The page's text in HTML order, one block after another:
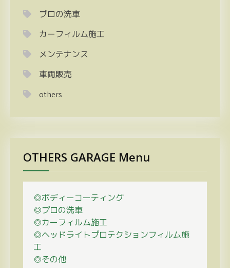
プロの洗車
カーフィルム施工
メンテナンス
車両販売
others
OTHERS GARAGE Menu
◎ボディーコーティング
◎プロの洗車
◎カーフィルム施工
◎ヘッドライトプロテクションフィルム施
工
◎その他